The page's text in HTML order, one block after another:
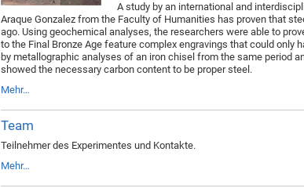
A study by an international and
Araque Gonzalez from the Faculty of Humanities has proven that
ago. Using geochemical analyses, the researchers were able to
to the Final Bronze Age feature complex engravings that could only
by metallographic analyses of an iron chisel from the same period
showed the necessary carbon content to be proper steel.
Mehr…
Team
Teilnehmer des Experimentes und Kontakte.
Mehr…